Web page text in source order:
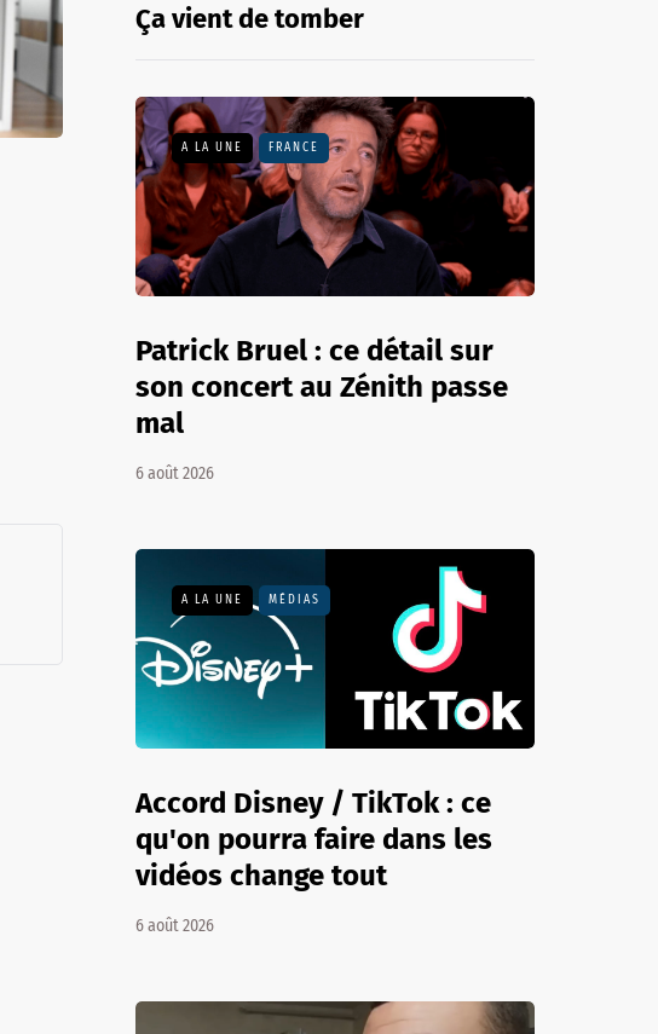
Ça vient de tomber
A LA UNE FRANCE
Patrick Bruel : ce détail sur
son concert au Zénith passe
mal
6 août 2026
A LA UNE MÉDIAS
Accord Disney / TikTok : ce
qu'on pourra faire dans les
vidéos change tout
6 août 2026